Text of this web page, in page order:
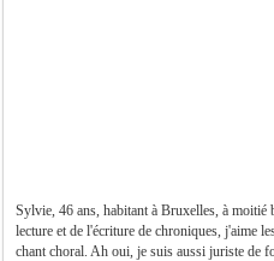
Sylvie, 46 ans, habitant à Bruxelles, à moitié
lecture et de l'écriture de chroniques, j'aime
chant choral. Ah oui, je suis aussi juriste de